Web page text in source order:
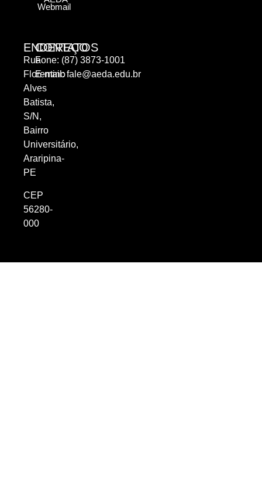
ENDEREÇO
Rua
Florentino
Alves
Batista,
S/N,
Bairro
Universitário,
Araripina-
PE
CEP
56280-
000
CONTATOS
Fone: (87) 3873-1001
E-mail:fale@aeda.edu.br
Webmail